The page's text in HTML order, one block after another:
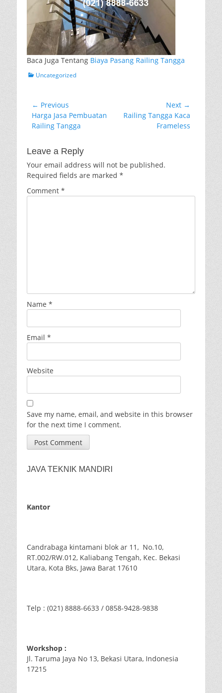
Baca Juga Tentang Biaya Pasang Railing Tangga
Categories
Uncategorized
Post
navigation
← Previous
Previous
post:
Harga Jasa Pembuatan
Railing Tangga
Next →
NextRailing Tangga Kaca
Frameless
Leave a Reply
Your email address will not be published.
Required fields are marked *
Comment *
Name *
Email *
Website
Save my name, email, and website in this browser
for the next time I comment.
JAVA TEKNIK MANDIRI
Kantor
Candrabaga kintamani blok ar 11, No.10,
RT.002/RW.012, Kaliabang Tengah, Kec. Bekasi
Utara, Kota Bks, Jawa Barat 17610
Telp : (021) 8888-6633 / 0858-9428-9838
Workshop :
Jl. Taruma Jaya No 13, Bekasi Utara, Indonesia
17215